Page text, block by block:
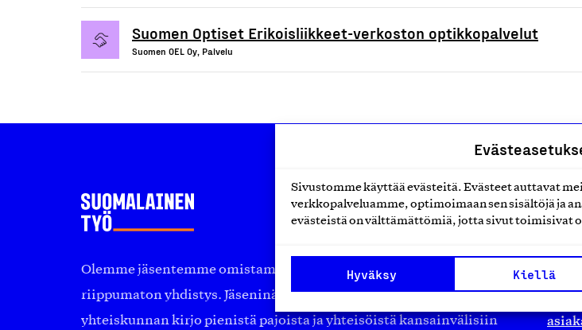
Sivustomme käyttää evästeitä. Evästeet auttavat
verkkopalveluamme, optimoimaan sen sisältöjä ja
evästeistä on välttämättömiä, jotta sivut toimisivat
Hyväksy Kiellä
Suomen Optiset Erikoisliikkeet-verkoston optikkopalvelut
Suomen OEL Oy, Palvelu
Olemme jäsentemme omistama puolueeton, työmarkkinajärjestöistä
riippumaton yhdistys. Jäseninämme on koko suomalaisen
yhteiskunnan kirjo pienistä pajoista ja yhteisöistä kansainvälisiin